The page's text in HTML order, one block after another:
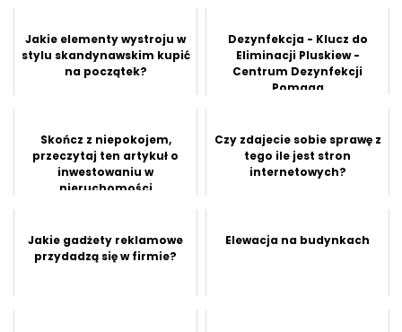
Jakie elementy wystroju w
stylu skandynawskim kupić
na początek?
Dezynfekcja - Klucz do
Eliminacji Pluskiew -
Centrum Dezynfekcji
Pomaga
Skończ z niepokojem,
przeczytaj ten artykuł o
inwestowaniu w
nieruchomości
Czy zdajecie sobie sprawę z
tego ile jest stron
internetowych?
Jakie gadżety reklamowe
przydadzą się w firmie?
Elewacja na budynkach